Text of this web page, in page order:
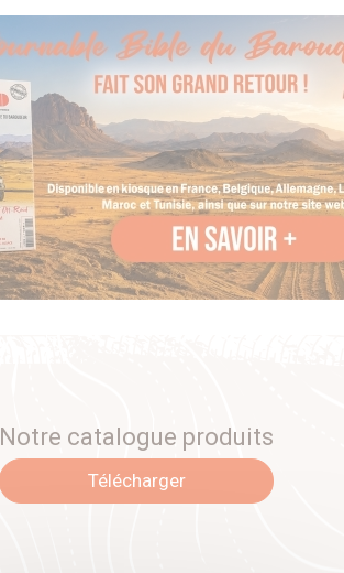
Notre catalogue produits
Télécharger